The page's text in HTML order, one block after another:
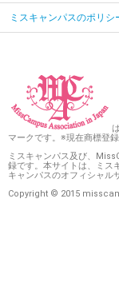
ミスキャンパスのポリシ
マークです。※現在商標登録
ミスキャンパス及び、
録です。本サイトは、ミス
キャンパスのオフィシャル
Copyright © 2015